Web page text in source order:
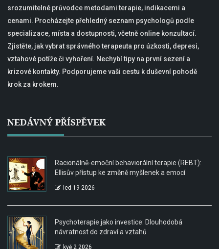
srozumitelné průvodce metodami terapie, indikacemi a
cenami. Procházejte přehledný seznam psychologů podle
specializace, místa a dostupnosti, včetně online konzultací.
Zjistěte, jak vybrat správného terapeuta pro úzkosti, depresi,
vztahové potíže či vyhoření. Nechybí tipy na první sezení a
krizové kontakty. Podporujeme vaši cestu k duševní pohodě
krok za krokem.
NEDÁVNÝ PŘÍSPĚVEK
Racionálně-emoční behaviorální terapie (REBT):
Ellisův přístup ke změně myšlenek a emocí
led 19 2026
Psychoterapie jako investice: Dlouhodobá
návratnost do zdraví a vztahů
kvě 2 2026